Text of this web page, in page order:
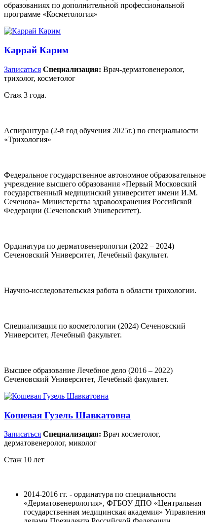
образованиях по дополнительной профессиональной
программе «Косметология»
Каррай Карим
Записаться Специализация: Врач-дерматовенеролог,
трихолог, косметолог
Стаж 3 года.
Аспирантура (2-й год обучения 2025г.) по специальности
«Трихология»
Федеральное государственное автономное образовательное
учреждение высшего образования «Первый Московский
государственный медицинский университет имени И.М.
Сеченова» Министерства здравоохранения Российской
Федерации (Сеченовский Университет).
Ординатура по дерматовенерологии (2022 – 2024)
Сеченовский Университет, Лечебный факультет.
Научно-исследовательская работа в области трихологии.
Специализация по косметологии (2024) Сеченовский
Университет, Лечебный факультет.
Высшее образование Лечебное дело (2016 – 2022)
Сеченовский Университет, Лечебный факультет.
Кошевая Гузель Шавкатовна
Записаться Специализация: Врач косметолог,
дерматовенеролог, миколог
Стаж 10 лет
2014-2016 гг. - ординатура по специальности
«Дерматовенерология», ФГБОУ ДПО «Центральная
государственная медицинская академия» Управления